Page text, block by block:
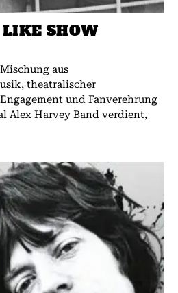
SHOW
aus
theatralischer
und Fanverehrung
Alex Harvey Band verdient,